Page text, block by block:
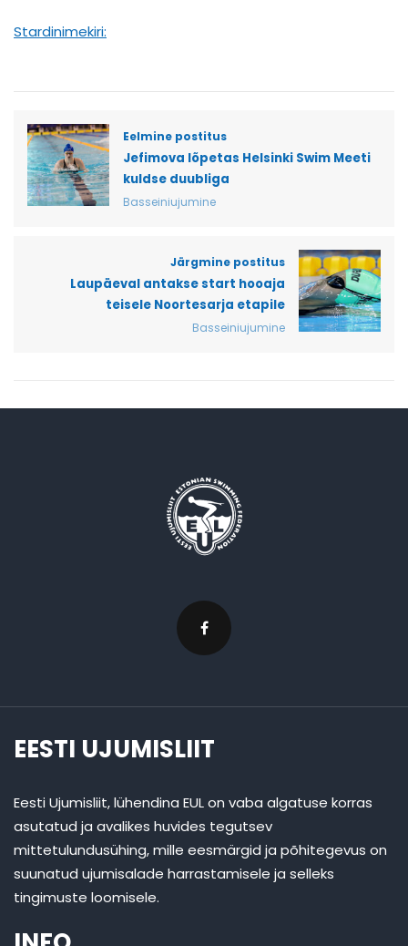
Stardinimekiri:
Eelmine postitus
Jefimova lõpetas Helsinki Swim Meeti
kuldse duubliga
Basseiniujumine
Järgmine postitus
Laupäeval antakse start hooaja
teisele Noortesarja etapile
Basseiniujumine
EESTI UJUMISLIIT
Eesti Ujumisliit, lühendina EUL on vaba algatuse korras
asutatud ja avalikes huvides tegutsev
mittetulundusühing, mille eesmärgid ja põhitegevus on
suunatud ujumisalade harrastamisele ja selleks
tingimuste loomisele.